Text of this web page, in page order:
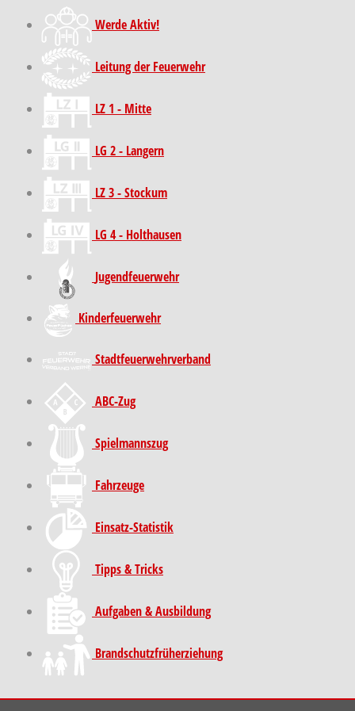
Werde Aktiv!
Leitung der Feuerwehr
LZ 1 - Mitte
LG 2 - Langern
LZ 3 - Stockum
LG 4 - Holthausen
Jugendfeuerwehr
Kinder­feuer­wehr
Stadt­feuer­wehr­verband
ABC-Zug
Spielmannszug
Fahrzeuge
Einsatz-Statistik
Tipps & Tricks
Aufgaben & Ausbildung
Brand­schutz­früh­erziehung